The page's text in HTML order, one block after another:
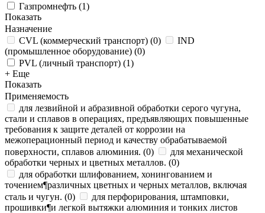
Газпромнефть (1)
Показать
Назначение
CVL (коммерческий транспорт) (0)
IND
(промышленное оборудование) (0)
PVL (личный транспорт) (1)
+ Еще
Показать
Применяемость
для лезвийной и абразивной обработки серого чугуна,
стали и сплавов в операциях, предъявляющих повышенные
требования к защите деталей от коррозии на
межоперационный период и качеству обрабатываемой
поверхности, сплавов алюминия. (0)
для механической
обработки черных и цветных металлов. (0)
для обработки шлифованием, хонингованием и
точением¶различных цветных и черных металлов, включая
сталь и чугун. (0)
для перфорирования, штамповки,
прошивки¶и легкой вытяжки алюминия и тонких листов